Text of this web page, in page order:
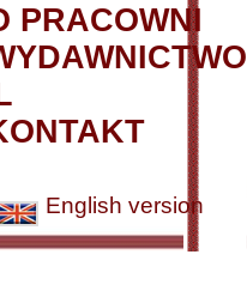
PRACOWNI
English version